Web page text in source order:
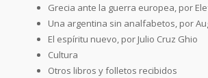
Grecia ante la guerra europea, por
Una argentina sin analfabetos, por
El espíritu nuevo, por Julio Cruz Ghio
Cultura
Otros libros y folletos recibidos